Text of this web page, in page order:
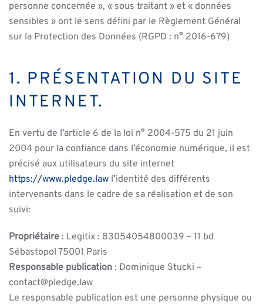
personne concernée », « sous traitant » et « données
sensibles » ont le sens défini par le Règlement Général
sur la Protection des Données (RGPD : n° 2016-679)
1. PRÉSENTATION DU SITE
INTERNET.
En vertu de l’article 6 de la loi n° 2004-575 du 21 juin
2004 pour la confiance dans l’économie numérique, il est
précisé aux utilisateurs du site internet
https://www.pledge.law l’identité des différents
intervenants dans le cadre de sa réalisation et de son
suivi:
Propriétaire : Legitix : 83054054800039 – 11 bd
Sébastopol 75001 Paris
Responsable publication : Dominique Stucki –
contact
pledge.law
Le responsable publication est une personne physique ou